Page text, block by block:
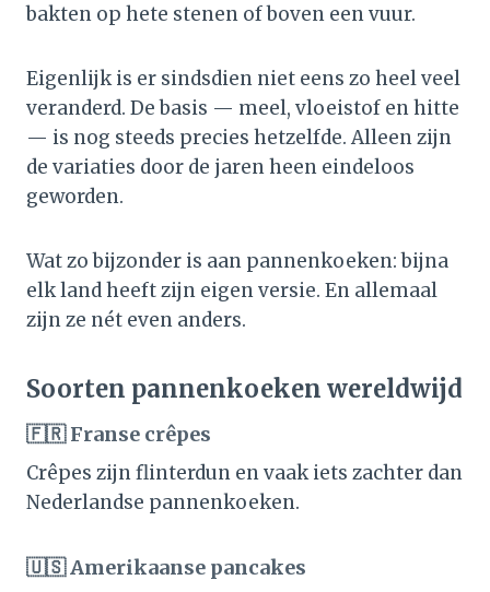
bakten op hete stenen of boven een vuur.
Eigenlijk is er sindsdien niet eens zo heel veel
veranderd. De basis — meel, vloeistof en hitte
— is nog steeds precies hetzelfde. Alleen zijn
de variaties door de jaren heen eindeloos
geworden.
Wat zo bijzonder is aan pannenkoeken: bijna
elk land heeft zijn eigen versie. En allemaal
zijn ze nét even anders.
Soorten pannenkoeken wereldwijd
🇫🇷 Franse crêpes
Crêpes zijn flinterdun en vaak iets zachter dan
Nederlandse pannenkoeken.
🇺🇸 Amerikaanse pancakes